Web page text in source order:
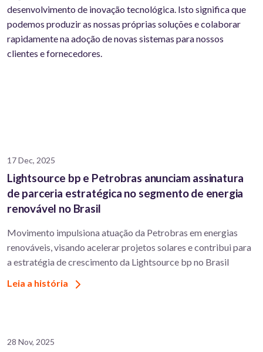
desenvolvimento de inovação tecnológica. Isto significa que
podemos produzir as nossas próprias soluções e colaborar
rapidamente na adoção de novas sistemas para nossos
clientes e fornecedores.
17 Dec, 2025
Lightsource bp e Petrobras anunciam assinatura
de parceria estratégica no segmento de energia
renovável no Brasil
Movimento impulsiona atuação da Petrobras em energias
renováveis, visando acelerar projetos solares e contribui para
a estratégia de crescimento da Lightsource bp no Brasil
Leia a história
28 Nov, 2025